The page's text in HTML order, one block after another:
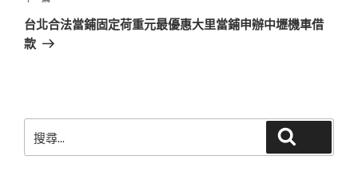
一
篇
台北合法當鋪固定荷重元最優惠大里當鋪申辦中壢機車借
款
尋